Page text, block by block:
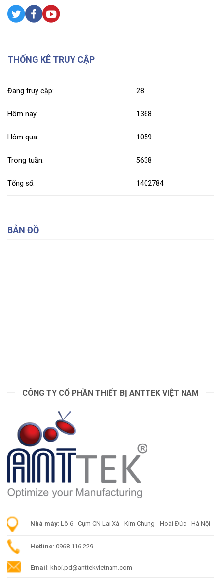
THỐNG KÊ TRUY CẬP
Đang truy cập: 28
Hôm nay: 1368
Hôm qua: 1059
Trong tuần: 5638
Tổng số: 1402784
BẢN ĐỒ
CÔNG TY CỔ PHẦN THIẾT BỊ ANTTEK VIỆT NAM
Nhà máy: Lô 6 - Cụm CN Lai Xá - Kim Chung - Hoài Đức - Hà Nội
Hotline: 0968.116.229
Email : khoi.pd@anttekvietnam.com